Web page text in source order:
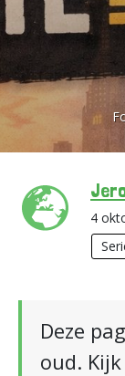
4
Deze
oud.